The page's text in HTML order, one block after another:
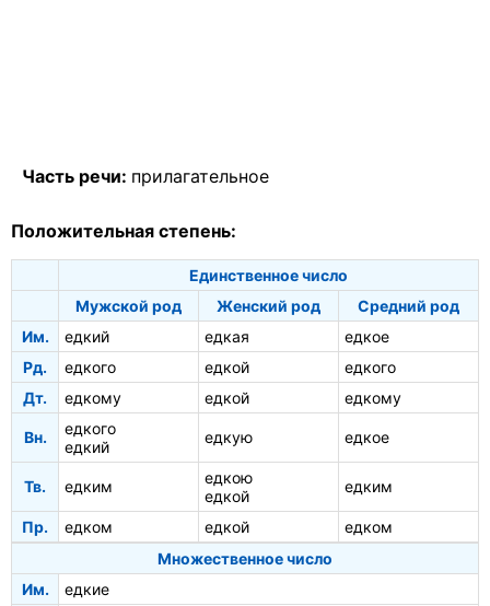
Часть речи: прилагательное
Положительная степень:
Единственное число
Мужской род
Женский род
Средний род
Им.
едкий едкая
едкое
Рд.
едкого едкой
едкого
Дт.
едкому едкой едкому
Вн.
едкого
едкий
едкую едкое
Тв. едким
едкою
едкой
едким
Пр. едком едкой
едком
Множественное число
Им.
едкие